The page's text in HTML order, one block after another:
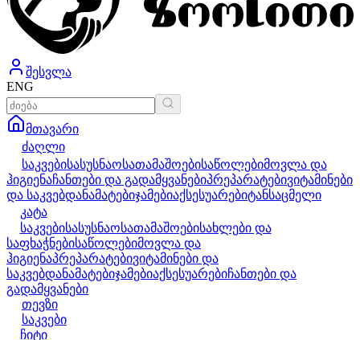
შესვლა
ENG
მთავარი
ძაღლი
საკვებისასუსნაოსათამაშოებისაწოლებიმოვლა და
ჰიგიენაჩანთები და გადამყვანებიპრეპარატებივიტამინები
და საკვებდანამატებიჯამებიაქსესუარებიტანსაცმელი
კატა
საკვებისასუსნაოსათამაშოებისახლები და
საფხაჭნებისაწოლებიმოვლა და
ჰიგიენაპრეპარატებივიტამინები და
საკვებდანამატებიჯამებიაქსესუარებიჩანთები და
გადამყვანები
თევზი
საკვები
ჩიტი